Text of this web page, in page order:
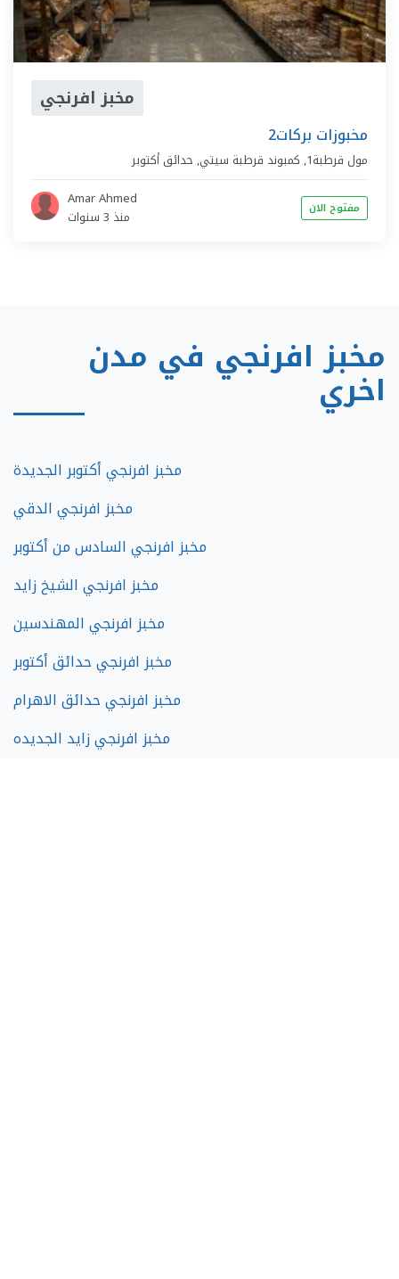
مخبز افرنجي
مخبوزات بركات2
مول قرطبة1, كمبوند قرطبة سيتي, حدائق أكتوبر
Amar Ahmed
منذ 3 سنوات
مفتوح الان
مخبز افرنجي في مدن
اخري
مخبز افرنجي أكتوبر الجديدة
مخبز افرنجي الدقي
مخبز افرنجي السادس من أكتوبر
مخبز افرنجي الشيخ زايد
مخبز افرنجي المهندسين
مخبز افرنجي حدائق أكتوبر
مخبز افرنجي حدائق الاهرام
مخبز افرنجي زايد الجديده